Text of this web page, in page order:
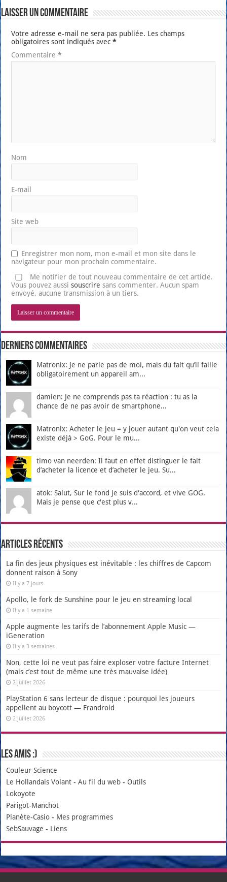
Laisser un commentaire
Votre adresse e-mail ne sera pas publiée. Les champs
obligatoires sont indiqués avec*
Commentaire*
Nom
E-mail
Site web
Enregistrer mon nom, mon e-mail et mon site dans le
navigateur pour mon prochain commentaire.
Me notifier de tout nouveau commentaire de cet article.
Vous pouvez aussisouscrire sans commenter. Aucun spam
envoyé, aucune transmission à un tiers.
Derniers Commentaires
Matronix: Je ne parle pas de moi, mais du fait qu’il faille
obligatoirement un appareil am...
damien: Je ne comprends pas ta réaction : tu as la
chance de ne pas avoir de smartphone...
Matronix: Acheter le jeu = y jouer autant qu'on veut cela
existe déjà > GoG. Pour le mu...
timo van neerden: Il faut en effet distinguer le fait
d’acheter la licence et d’acheter le jeu. Su...
atok: Salut, Sur le fond je suis d'accord, et vive GOG.
Mais je pense que c'est plus v...
Articles récents
La fin des jeux physiques est inévitable : les chiffres de Capcom
donnent raison à Sony
Il y a 7 jours
Apollo, le fork de Sunshine pour le jeu en streaming local
Il y a 1 semaine
Apple augmente les tarifs de l’abonnement Apple Music —
iGeneration
Il y a 3 semaines
Non, cette loi ne veut pas faire exploser votre facture Internet
(mais c’est tout de même une très mauvaise idée)
2 juillet 2026
PlayStation 6 sans lecteur de disque : pourquoi les joueurs
appellent au boycott — Frandroid
2 juillet 2026
Les amis :)
Couleur Science
Le Hollandais Volant -Au fil du web - Outils
Lokoyote
Parigot-Manchot
Planète-Casio - Mes programmes
SebSauvage - Liens